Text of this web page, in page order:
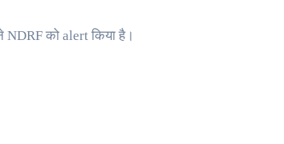
को alert किया है।